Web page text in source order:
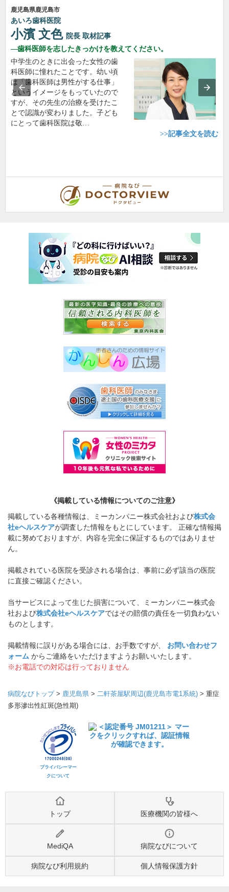
鹿児島県鹿児島市
あいろ歯科医院
小濱 文色 院長 取材記事
歯科医師を志したきっかけを教えてください。
中学生のときに出会った女性の歯
科医師に憧れたことです。幼い頃
は「歯科医師は男性がする仕事」
というイメージをもっていたので
すが、その先生の治療を受けたこ
とで認識が変わりました。子ども
にとって歯科医院は敬…
>>記事全文を読む
《掲載している情報についてのご注意》
掲載している各種情報は、ミーカンパニー株式会社および株式会
社eヘルスケアが調査した情報をもとにしています。 正確な情報掲
載に努めておりますが、内容を完全に保証するものではありませ
ん。
掲載されている医院を受診される場合は、事前に必ず該当の医院
に直接ご確認ください。
当サービスによって生じた損害について、ミーカンパニー株式会
社および株式会社eヘルスケアではその賠償の責任を一切負わない
ものとします。
掲載情報に誤りがある場合には、お手数ですが、 お問い合わせフ
ォーム からご連絡をいただけますようお願いいたします。
※お電話での対応は行っておりません
病院なびトップ> 鹿児島県 > 二軒茶屋駅周辺(鹿児島市電1系統) > 重症
多形滲出性紅斑(急性期)
プライバシーマー
クについて
トップ 医療機関の皆様へ
MediQA 病院なびについて
病院なび利用規約 個人情報保護方針